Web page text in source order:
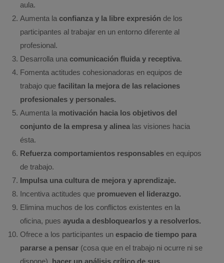
aula.
Aumenta la confianza y la libre expresión de los
participantes al trabajar en un entorno diferente al
profesional.
Desarrolla una comunicación fluida y receptiva.
Fomenta actitudes cohesionadoras en equipos de
trabajo que facilitan la mejora de las relaciones
profesionales y personales.
Aumenta la motivación hacia los objetivos del
conjunto de la empresa y alinealas visiones hacia
ésta.
Refuerza comportamientos responsables en equipos
de trabajo.
Impulsa una cultura de mejora y aprendizaje.
Incentiva actitudes que promueven el liderazgo.
Elimina muchos de los conflictos existentes en la
oficina, pues ayuda a desbloquearlos y a resolverlos.
Ofrece a los participantes un espacio de tiempo para
pararse a pensar (cosa que en el trabajo ni ocurre ni se